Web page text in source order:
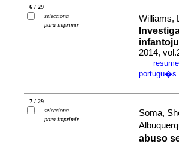
6 / 29
selecciona
para imprimir
Williams,
2014,
·
portugu�s
7 / 29
selecciona
para imprimir
Soma,
abuso